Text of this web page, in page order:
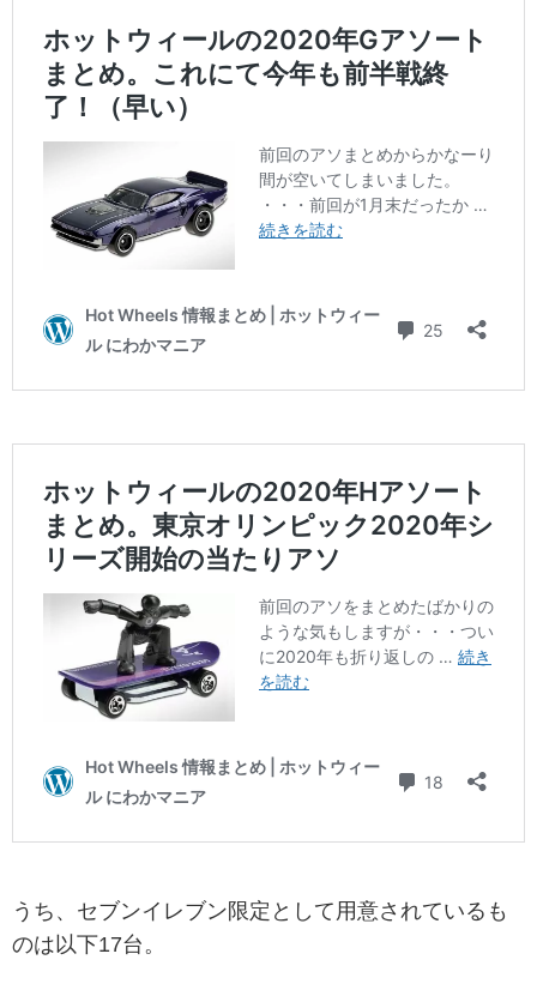
うち、セブンイレブン限定として用意されているも
のは以下17台。